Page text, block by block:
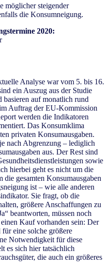
möglicher steigender
die Konsumneigung.
2020:
Analyse war vom 5. bis 16.
ein Auszug aus der Studie
auf monatlich rund
Auftrag der EU-Kommission
werden die Indikatoren
Das Konsumklima
privaten Konsumausgaben.
nach Abgrenzung – lediglich
aus. Der Rest sind
sowie
hierbei geht es nicht um die
die gesamten Konsumausgaben
ist – wie alle anderen
Sie fragt, ob die
größere Anschaffungen zu
beantworten, müssen noch
Kauf vorhanden sein: Der
eine solche größere
Notwendigkeit für diese
es sich hier tatsächlich
die auch ein größeres